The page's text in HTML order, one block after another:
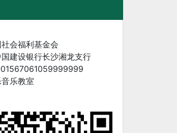
会福利基金会
设银行长沙湘龙支行
乐教室